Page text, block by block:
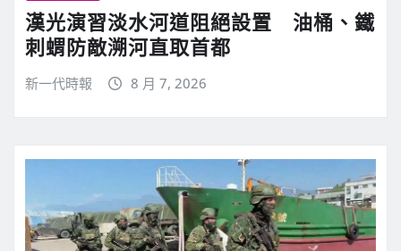
漢光演習淡水河道阻絕設置 油桶、鐵
刺蝟防敵溯河直取首都
新一代時報 8 月 7, 2026